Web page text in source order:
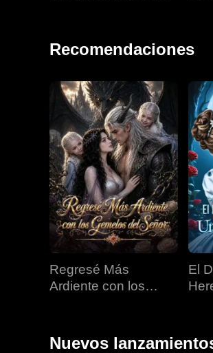
Recomendaciones
Regresé Más
Ardiente con los
El
Nuevos